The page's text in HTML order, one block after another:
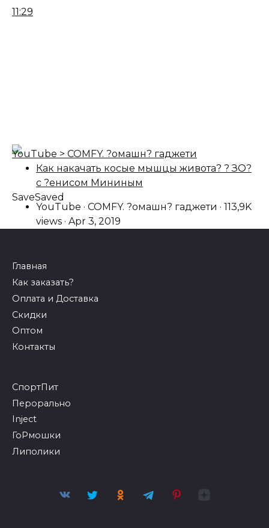
11:29
YouTube > COMFY. ?омашн? гаджети
Как накачать косые мышцы живота? ? ЗО?
с ?енисом Мининым
YouTube · COMFY. ?омашн? гаджети · 113,9K
views · Apr 3, 2019
SaveSaved
Главная
Как заказать?
Оплата и Доставка
Скидки
Оптом
Контакты
СпортПит
Перорально
Inject
ГоРмошки
Липолики